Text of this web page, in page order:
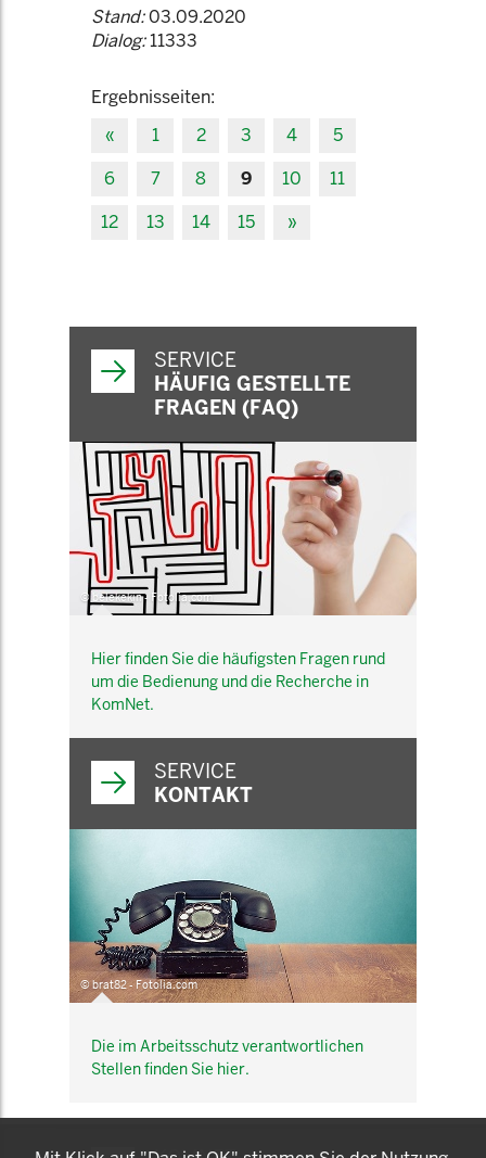
Stand:03.09.2020
Dialog:11333
Ergebnisseiten:
«
1 2 3 4
5
6
7 8 9 10
11
12
13 14 15 »
SERVICE
HÄUFIG GESTELLTE
FRAGEN (FAQ)
© belekekin - Fotolia.com
Hier finden Sie die häufigsten Fragen rund
um die Bedienung und die Recherche in
KomNet.
SERVICE
KONTAKT
© brat82 - Fotolia.com
Die im Arbeitsschutz verantwortlichen
Stellen finden Sie hier.